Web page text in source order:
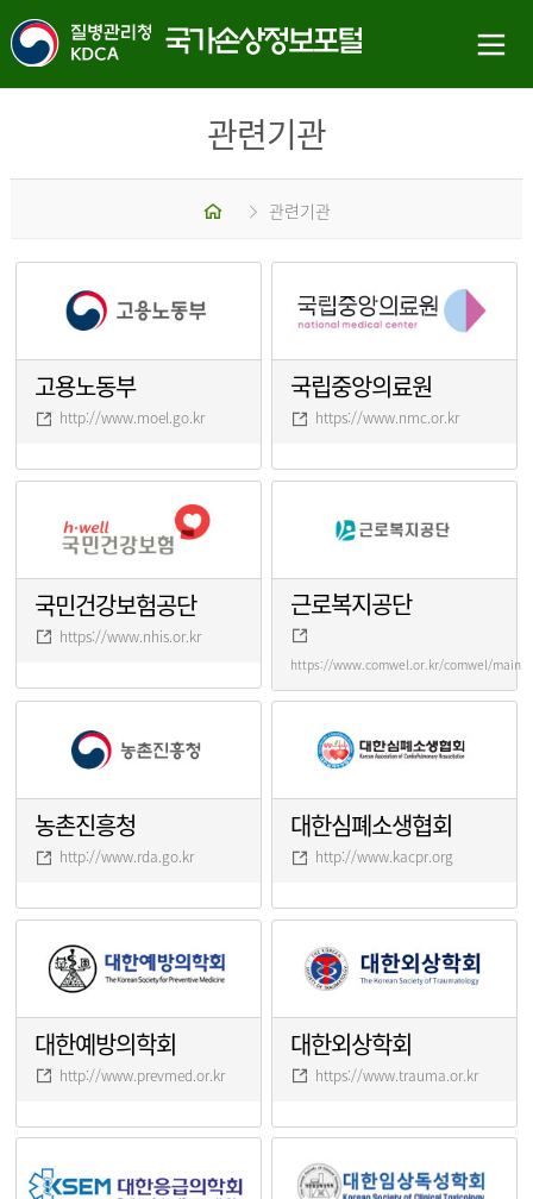
관련기관
홈 관련기관
고용노동부
http://www.moel.go.kr
국립중앙의료원
https://www.nmc.or.kr
국민건강보험공단
https://www.nhis.or.kr
근로복지공단
https://www.comwel.or.kr/comwel/
농촌진흥청
http://www.rda.go.kr
대한심폐소생협회
http://www.kacpr.org
대한예방의학회
http://www.prevmed.or.kr
대한외상학회
https://www.trauma.or.kr